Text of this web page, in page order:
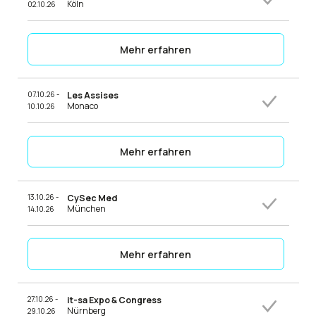
02.10.26 Köln
Mehr erfahren
07.10.26 -
10.10.26
Les Assises
Monaco
Mehr erfahren
13.10.26 -
14.10.26
CySec Med
München
Mehr erfahren
27.10.26 -
29.10.26
it-sa Expo & Congress
Nürnberg